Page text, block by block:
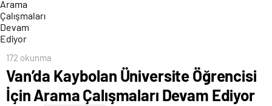
172 okunma
Van’da Kaybolan Üniversite Öğrencisi
İçin Arama Çalışmaları Devam Ediyor